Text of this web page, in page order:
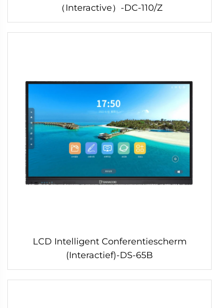
（Interactive）-DC-110/Z
LCD Intelligent Conferentiescherm
(Interactief)-DS-65B